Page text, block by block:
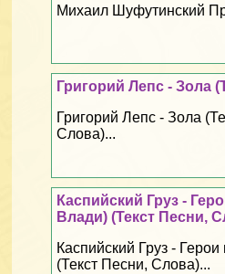
Михаил Шуфутинский
Григорий Лепс - Зола
Григорий Лепс - Зола
Слова)...
Каспийский Груз -
Влади) (Текст Песни,
Каспийский Груз -
(Текст Песни, Слова)...